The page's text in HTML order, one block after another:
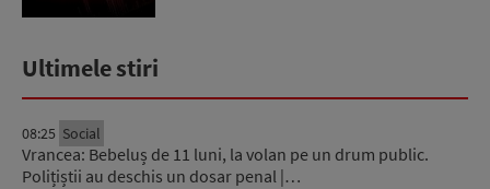
Ultimele stiri
08:25 Social
Vrancea: Bebeluș de 11 luni, la volan pe un drum public.
Polițiștii au deschis un dosar penal |…